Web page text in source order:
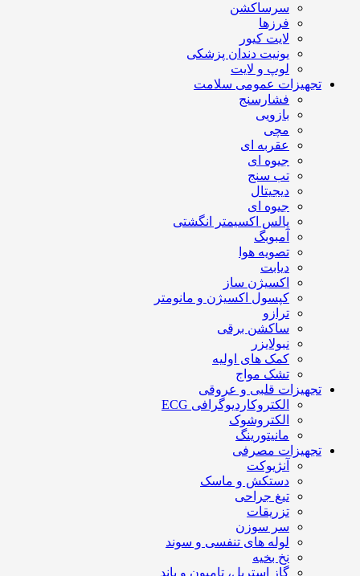
سرساکشن
فرزها
لایت کیور
یونیت دندان پزشکی
لوپ و لایت
تجهیزات عمومی سلامت
فشارسنج
بازویی
مچی
عقربه ای
جیوه ای
تب سنج
دیجیتال
جیوه ای
پالس اکسیمتر انگشتی
آمبوبگ
تصویه هوا
دیابت
اکسیژن ساز
کپسول اکسیژن و مانومتر
ترازو
ساکشن برقی
نبولایزر
کمک های اولیه
تشک مواج
تجهیزات قلبی و عروقی
الکتروکاردیوگرافی ECG
الکتروشوک
مانیتورینگ
تجهیزات مصرفی
آنژیوکت
دستکش و ماسک
تیغ جراحی
تزریقات
سر سوزن
لوله های تنفسی و سوند
نخ بخیه
گاز استریل، تامپون و باند